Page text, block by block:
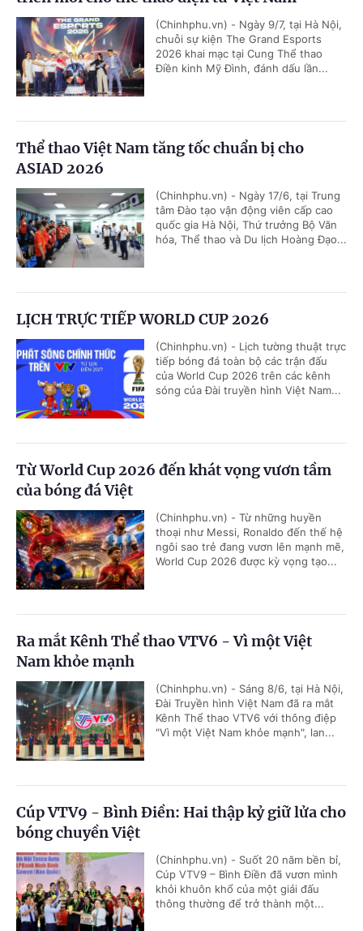
(Chinhphu.vn) - Ngày 9/7, tại Hà Nội,
chuỗi sự kiện The Grand Esports
2026 khai mạc tại Cung Thể thao
Điền kinh Mỹ Đình, đánh dấu lần...
Thể thao Việt Nam tăng tốc chuẩn bị cho
ASIAD 2026
(Chinhphu.vn) - Ngày 17/6, tại Trung
tâm Đào tạo vận động viên cấp cao
quốc gia Hà Nội, Thứ trưởng Bộ Văn
hóa, Thể thao và Du lịch Hoàng Đạo...
LỊCH TRỰC TIẾP WORLD CUP 2026
(Chinhphu.vn) - Lịch tường thuật trực
tiếp bóng đá toàn bộ các trận đấu
của World Cup 2026 trên các kênh
sóng của Đài truyền hình Việt Nam...
Từ World Cup 2026 đến khát vọng vươn tầm
của bóng đá Việt
(Chinhphu.vn) - Từ những huyền
thoại như Messi, Ronaldo đến thế hệ
ngôi sao trẻ đang vươn lên mạnh mẽ,
World Cup 2026 được kỳ vọng tạo...
Ra mắt Kênh Thể thao VTV6 - Vì một Việt
Nam khỏe mạnh
(Chinhphu.vn) - Sáng 8/6, tại Hà Nội,
Đài Truyền hình Việt Nam đã ra mắt
Kênh Thể thao VTV6 với thông điệp
"Vì một Việt Nam khỏe mạnh", lan...
Cúp VTV9 - Bình Điền: Hai thập kỷ giữ lửa cho
bóng chuyền Việt
(Chinhphu.vn) - Suốt 20 năm bền bỉ,
Cúp VTV9 – Bình Điền đã vươn mình
khỏi khuôn khổ của một giải đấu
thông thường để trở thành một...